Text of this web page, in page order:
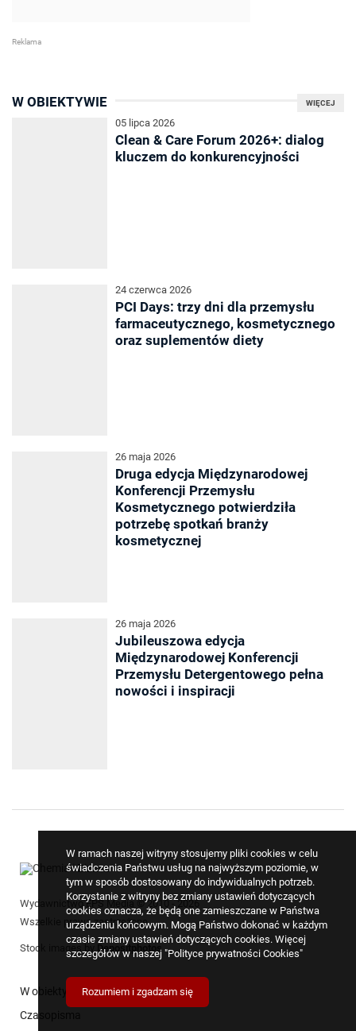
W ramach naszej witryny stosujemy pliki cookies w celu
świadczenia Państwu usług na najwyższym poziomie, w
tym w sposób dostosowany do indywidualnych potrzeb.
Korzystanie z witryny bez zmiany ustawień dotyczących
cookies oznacza, że będą one zamieszczane w Państwa
urządzeniu końcowym. Mogą Państwo dokonać w każdym
czasie zmiany ustawień dotyczących cookies. Więcej
szczegółów w naszej "Polityce prywatności Cookies"
Rozumiem i zgadzam się
WIĘCEJ
W OBIEKTYWIE
05 lipca 2026
Clean & Care Forum 2026+: dialog
kluczem do konkurencyjności
24 czerwca 2026
PCI Days: trzy dni dla przemysłu
farmaceutycznego, kosmetycznego
oraz suplementów diety
26 maja 2026
Druga edycja Międzynarodowej
Konferencji Przemysłu
Kosmetycznego potwierdziła
potrzebę spotkań branży
kosmetycznej
26 maja 2026
Jubileuszowa edycja
Międzynarodowej Konferencji
Przemysłu Detergentowego pełna
nowości i inspiracji
Wydawnictwo EPS Media © 2010 - 2026
Wszelkie prawa zastrzeżone
Stock images by Depositphotos
W obiektywie
Czasopisma